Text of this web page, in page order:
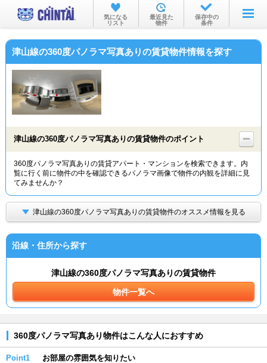
お部屋を探す
沿線・駅から
物件特集から
TOP
気になる
リスト
最近見た
物件
保存中の
条件
津山線の360度パノラマ写真ありの賃貸物件情報を探す
津山線の360度パノラマ写真ありの賃貸物件のポイント
360度パノラマ写真ありの賃貸アパート・マンションを検索できます。内
覧に行く前に物件の中を確認できるパノラマ画像で物件の内観を詳細に見
てみませんか？
津山線の360度パノラマ写真ありの賃貸物件のオススメ情報を見る
沿線・住所から探す
津山線の360度パノラマ写真ありの賃貸物件
物件一覧へ
360度パノラマ写真あり物件はこんな人におすすめ
Point1 お部屋の雰囲気を知りたい